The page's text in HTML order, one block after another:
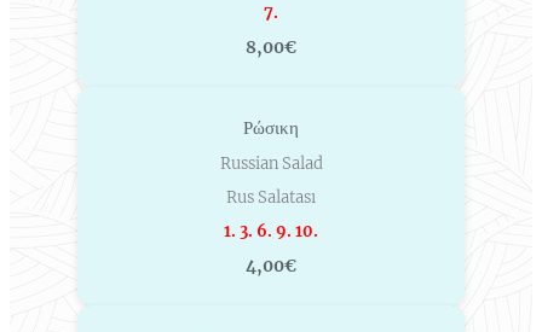
7.
8,00€
Ρώσικη
Russian Salad
Rus Salatası
1. 3. 6. 9. 10.
4,00€